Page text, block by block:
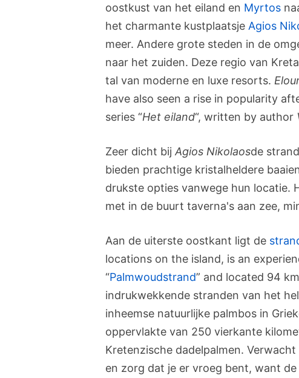
oostkust van het eiland en Myrtos
het charmante kustplaatsje Agios
meer. Andere grote steden in de
naar het zuiden. Deze regio van
tal van moderne en luxe resorts.
have also seen a rise in popularity
series “Het eiland“, written by author
Zeer dicht bij Agios Nikolaosde
bieden prachtige kristalheldere
drukste opties vanwege hun locatie.
met in de buurt taverna's aan zee,
Aan de uiterste oostkant ligt de
locations on the island, is an
“Palmwoudstrand” and located 94
indrukwekkende stranden van het
inheemse natuurlijke palmbos in
oppervlakte van 250 vierkante
Kretenzische dadelpalmen.
en zorg dat je er vroeg bent, want